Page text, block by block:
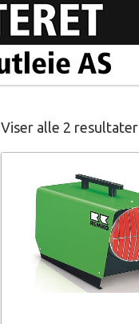
Viser alle 2 resultater